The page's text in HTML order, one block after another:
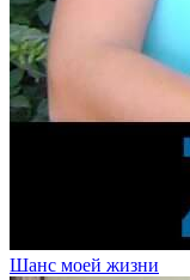
Шанс моей жизни